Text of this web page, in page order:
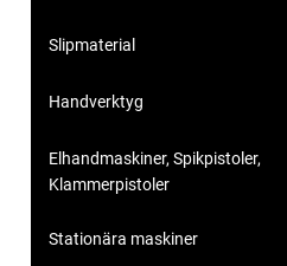
Slipmaterial
Handverktyg
Elhandmaskiner, Spikpistoler,
Klammerpistoler
Stationära maskiner